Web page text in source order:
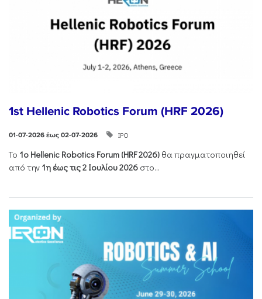
1st Hellenic Robotics Forum (HRF 2026)
01-07-2026 έως 02-07-2026 ΙΡΟ
Το 1ο Hellenic Robotics Forum (HRF2026) θα πραγματοποιηθεί
από την 1η έως τις 2 Ιουλίου 2026 στο...